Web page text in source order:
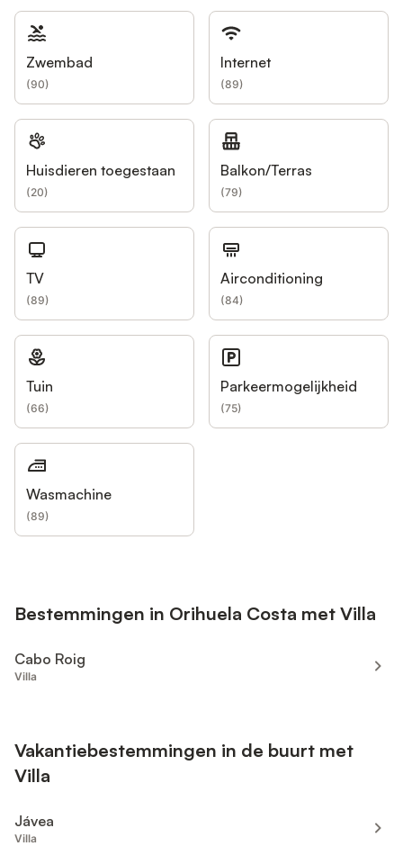
Zwembad
(90)
Internet
(89)
Huisdieren toegestaan
(20)
Balkon/Terras
(79)
TV
(89)
Airconditioning
(84)
Tuin
(66)
Parkeermogelijkheid
(75)
Wasmachine
(89)
Bestemmingen in Orihuela Costa met Villa
Cabo Roig
Villa
Vakantiebestemmingen in de buurt met
Villa
Jávea
Villa